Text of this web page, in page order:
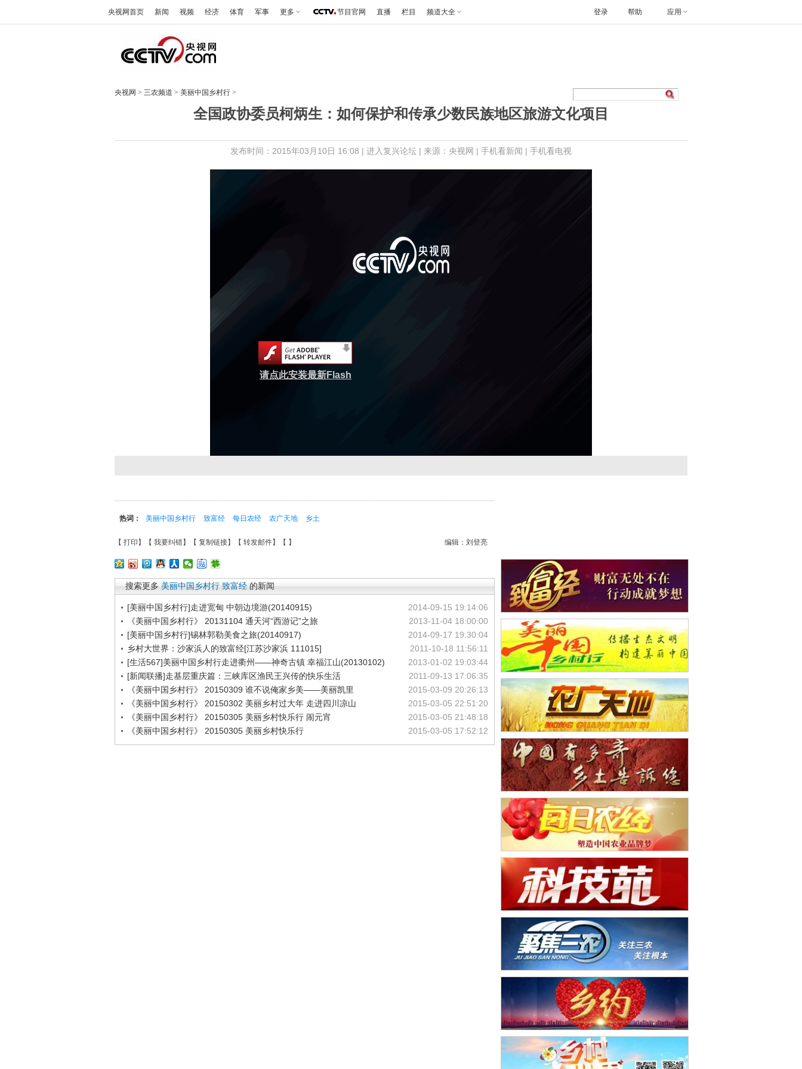
央视网首页 新闻 视频 经济 体育 军事 更多 节目官网 直播 栏目 频道大全 帮助 应用
登录
央视网 > 三农频道 > 美丽中国乡村行 >
全国政协委员柯炳生：如何保护和传承少数民族地区旅游文化项目
发布时间：2015年03月10日 16:08 | 进入复兴论坛 | 来源：央视网 | 手机看新闻 | 手机看电视
请点此安装最新Flash
热词： 美丽中国乡村行 致富经 每日农经 农广天地 乡土
编辑：刘登亮
【 打印 】【 我要纠错】【 复制链接】【 转发邮件】【 】
搜索更多 美丽中国乡村行 致富经 的新闻
2014-09-15 19:14:06
[美丽中国乡村行]走进宽甸 中朝边境游(20140915)
2013-11-04 18:00:00
《美丽中国乡村行》 20131104 通天河“西游记”之旅
2014-09-17 19:30:04
[美丽中国乡村行]锡林郭勒美食之旅(20140917)
2011-10-18 11:56:11
乡村大世界：沙家浜人的致富经[江苏沙家浜 111015]
2013-01-02 19:03:44
[生活567]美丽中国乡村行走进衢州——神奇古镇 幸福江山(20130102)
2011-09-13 17:06:35
[新闻联播]走基层重庆篇：三峡库区渔民王兴传的快乐生活
2015-03-09 20:26:13
《美丽中国乡村行》 20150309 谁不说俺家乡美——美丽凯里
2015-03-05 22:51:20
《美丽中国乡村行》 20150302 美丽乡村过大年 走进四川凉山
2015-03-05 21:48:18
《美丽中国乡村行》 20150305 美丽乡村快乐行 闹元宵
2015-03-05 17:52:12
《美丽中国乡村行》 20150305 美丽乡村快乐行